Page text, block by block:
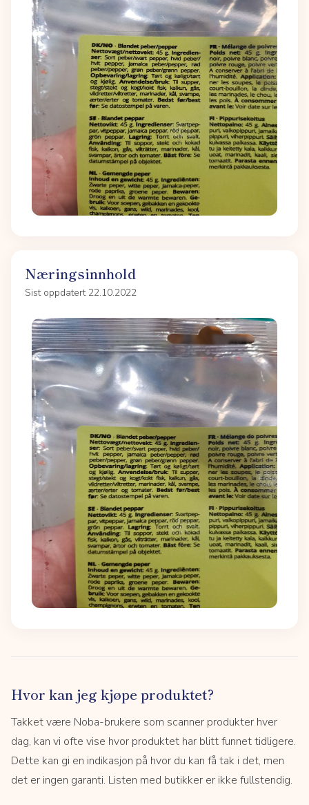
Næringsinnhold
Sist oppdatert 22.10.2022
Hvor kan jeg kjøpe produktet?
Takket være Noba-brukere som scanner produkter hver
dag, kan vi ofte vise hvor produktet har blitt funnet tidligere.
Dette kan gi en indikasjon på hvor du kan få tak i det, men
det er ingen garanti. Listen med butikker er ikke fullstendig.